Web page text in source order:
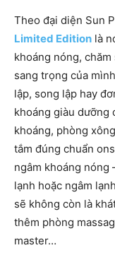
Theo đại diện Sun
Limited Edition là
khoáng nóng,
sang trọng của
lập, song lập hay
khoáng giàu dưỡng
khoáng, phòng
tắm đúng chuẩn
ngâm khoáng nóng
lạnh hoặc ngâm
sẽ không còn là
thêm phòng
master…